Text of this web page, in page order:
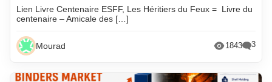
Lien Livre Centenaire ESFF, Les Héritiers du Feux = Livre du
centenaire – Amicale des […]
Mourad 1843 3